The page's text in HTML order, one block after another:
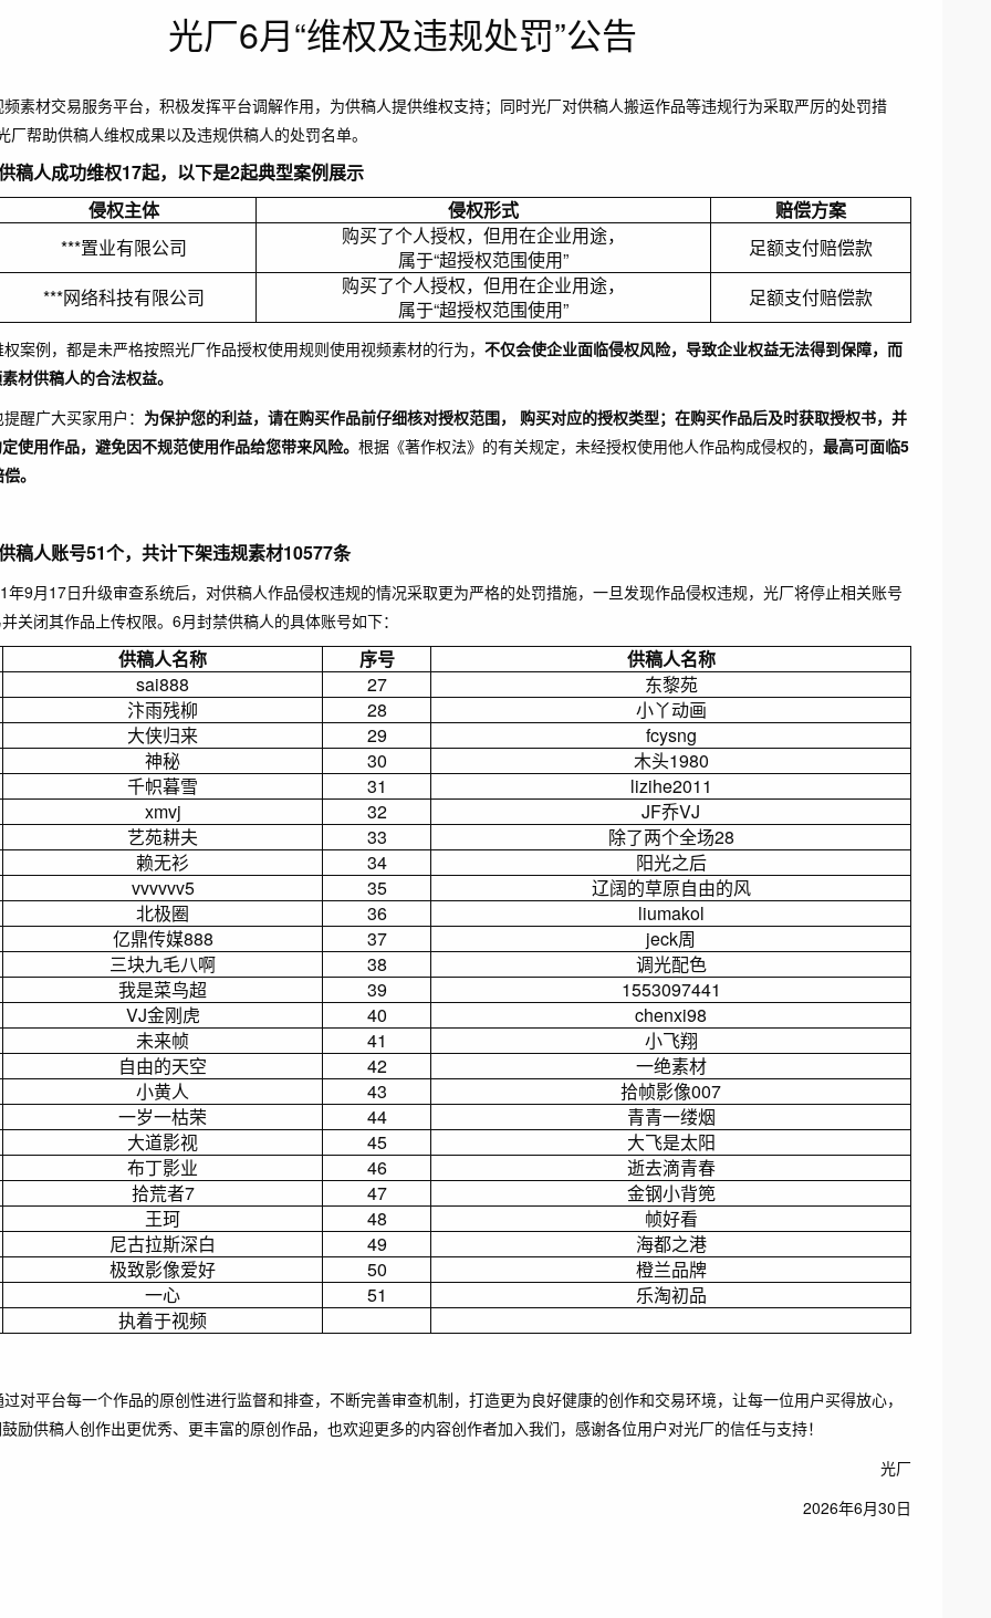
光厂6月“维权及违规处罚”公告
素材交易服务平台，积极发挥平台调解作用，为供稿人提供维权支持；同时光厂对供稿人搬运作品等违规行为采取严厉的处罚措
厂帮助供稿人维权成果以及违规供稿人的处罚名单。
稿人成功维权17起，以下是2起典型案例展示
侵权主体
侵权形式
赔偿方案
***置业有限公司
购买了个人授权，但用在企业用途，
属于“超授权范围使用”
足额支付赔偿款
***网络科技有限公司
购买了个人授权，但用在企业用途，
属于“超授权范围使用”
足额支付赔偿款
案例，都是未严格按照光厂作品授权使用规则使用视频素材的行为， 不仅会使企业面临侵权风险，导致企业权益无法得到保障，而
材供稿人的合法权益。
醒广大买家用户： 为保护您的利益，请在购买作品前仔细核对授权范围， 购买对应的授权类型；在购买作品后及时获取授权书，并
使用作品，避免因不规范使用作品给您带来风险。 根据《著作权法》的有关规定，未经授权使用他人作品构成侵权的， 最高可面临5
。
稿人账号51个，共计下架违规素材10577条
年9月17日升级审查系统后，对供稿人作品侵权违规的情况采取更为严格的处罚措施，一旦发现作品侵权违规，光厂将停止相关账号
关闭其作品上传权限。6月封禁供稿人的具体账号如下：
供稿人名称 序号
供稿人名称
sai888
27
东黎苑
汴雨残柳
28
小丫动画
大侠归来
29
fcysng
神秘
30
木头1980
千帜暮雪
31
lizihe2011
xmvj
32
JF乔VJ
艺苑耕夫
33
除了两个全场28
赖无衫
34
阳光之后
vvvvvv5
35
辽阔的草原自由的风
北极圈
36
liumakol
亿鼎传媒888
37
jeck周
三块九毛八啊
38
调光配色
我是菜鸟超
39
1553097441
VJ金刚虎
40
chenxi98
未来帧
41
小飞翔
自由的天空
42
一绝素材
小黄人
43
拾帧影像007
一岁一枯荣
44
青青一缕烟
大道影视
45
大飞是太阳
布丁影业
46
逝去滴青春
拾荒者7
47
金钢小背篼
王珂
48
帧好看
尼古拉斯深白
49
海都之港
极致影像爱好
50
橙兰品牌
一心
51
乐淘初品
执着于视频
对平台每一个作品的原创性进行监督和排查，不断完善审查机制，打造更为良好健康的创作和交易环境，让每一位用户买得放心，
励供稿人创作出更优秀、更丰富的原创作品，也欢迎更多的内容创作者加入我们，感谢各位用户对光厂的信任与支持！
光厂
2026年6月30日